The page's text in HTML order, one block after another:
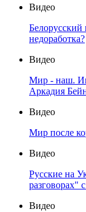
Видео
Белорусский
недоработка?
Видео
Мир - наш.
Аркадия
Видео
Мир после
Видео
Русские на
разговорах"
Видео